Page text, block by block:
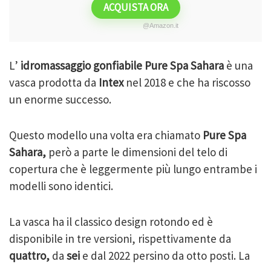
ACQUISTA ORA
@Amazon.it
L’ idromassaggio gonfiabile Pure Spa Sahara è una
vasca prodotta da Intexnel 2018 e che ha riscosso
un enorme successo.
Questo modello una volta era chiamato Pure Spa
Sahara, però a parte le dimensioni del telo di
copertura che è leggermente più lungo entrambe i
modelli sono identici.
La vasca ha il classico design rotondo ed è
disponibile in tre versioni, rispettivamente da
quattro, da sei e dal 2022 persino da otto posti. La